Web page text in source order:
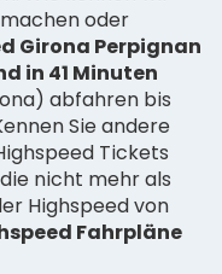
oder
Girona Perpignan
in 41 Minuten
abfahren bis
Sie andere
Tickets
nicht mehr als
Highspeed von
Fahrpläne